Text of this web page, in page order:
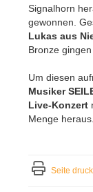
Signalhorn
gewonnen.
Lukas aus
Bronze
Um diesen
Musiker
Live-Konzert
Menge heraus.
Seite